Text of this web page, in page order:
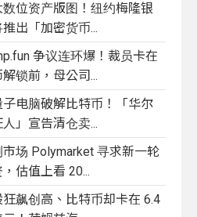
数位资产版图！纽约梅隆银
出「加密货币...
争议连环爆！裁员卡在
锁前，母公司...
子电脑破解比特币！「华尔
」宣告清仓卖...
市场 Polymarket 寻求新一轮
，估值上看 20...
狂飙创高、比特币却卡在 6.4